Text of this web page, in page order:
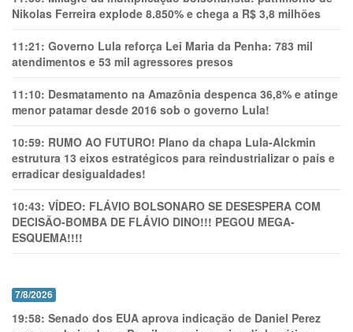
Nikolas Ferreira explode 8.850% e chega a R$ 3,8 milhões
11:21: Governo Lula reforça Lei Maria da Penha: 783 mil
atendimentos e 53 mil agressores presos
11:10: Desmatamento na Amazônia despenca 36,8% e atinge
menor patamar desde 2016 sob o governo Lula!
10:59: RUMO AO FUTURO! Plano da chapa Lula-Alckmin
estrutura 13 eixos estratégicos para reindustrializar o país e
erradicar desigualdades!
10:43: VÍDEO: FLÁVIO BOLSONARO SE DESESPERA COM
DECISÃO-BOMBA DE FLÁVIO DINO!!! PEGOU MEGA-
ESQUEMA!!!!
7/8/2026
19:58: Senado dos EUA aprova indicação de Daniel Perez